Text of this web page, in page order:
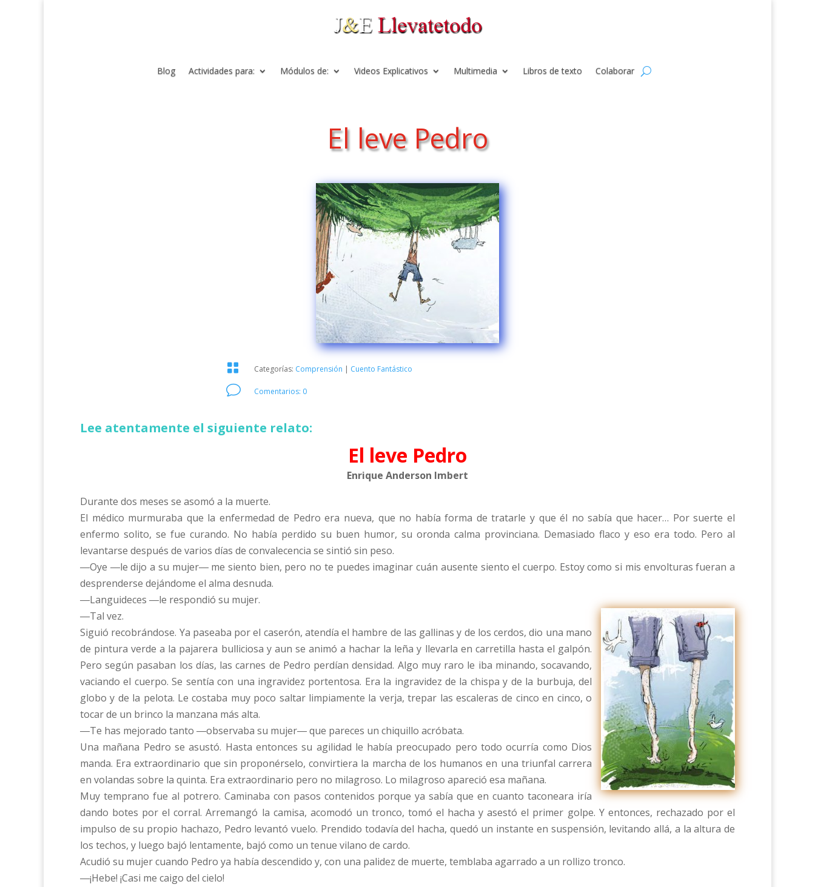
Blog Actividades para: Módulos de: Videos Explicativos Multimedia Libros de texto Colaborar
El leve Pedro
 Categorías: Comprensión | Cuento Fantástico
v Comentarios: 0
Lee atentamente el siguiente relato:
El leve Pedro
Enrique Anderson Imbert
Durante dos meses se asomó a la muerte.
El médico murmuraba que la enfermedad de Pedro era nueva, que no había forma de tratarle y que él no sabía que hacer… Por suerte el
enfermo solito, se fue curando. No había perdido su buen humor, su oronda calma provinciana. Demasiado flaco y eso era todo. Pero al
levantarse después de varios días de convalecencia se sintió sin peso.
―Oye ―le dijo a su mujer― me siento bien, pero no te puedes imaginar cuán ausente siento el cuerpo. Estoy como si mis envolturas fueran a
desprenderse dejándome el alma desnuda.
―Languideces ―le respondió su mujer.
―Tal vez.
Siguió recobrándose. Ya paseaba por el caserón, atendía el hambre de las gallinas y de los cerdos, dio una mano
de pintura verde a la pajarera bulliciosa y aun se animó a hachar la leña y llevarla en carretilla hasta el galpón.
Pero según pasaban los días, las carnes de Pedro perdían densidad. Algo muy raro le iba minando, socavando,
vaciando el cuerpo. Se sentía con una ingravidez portentosa. Era la ingravidez de la chispa y de la burbuja, del
globo y de la pelota. Le costaba muy poco saltar limpiamente la verja, trepar las escaleras de cinco en cinco, o
tocar de un brinco la manzana más alta.
―Te has mejorado tanto ―observaba su mujer― que pareces un chiquillo acróbata.
Una mañana Pedro se asustó. Hasta entonces su agilidad le había preocupado pero todo ocurría como Dios
manda. Era extraordinario que sin proponérselo, convirtiera la marcha de los humanos en una triunfal carrera
en volandas sobre la quinta. Era extraordinario pero no milagroso. Lo milagroso apareció esa mañana.
Muy temprano fue al potrero. Caminaba con pasos contenidos porque ya sabía que en cuanto taconeara iría
dando botes por el corral. Arremangó la camisa, acomodó un tronco, tomó el hacha y asestó el primer golpe. Y entonces, rechazado por el
impulso de su propio hachazo, Pedro levantó vuelo. Prendido todavía del hacha, quedó un instante en suspensión, levitando allá, a la altura de
los techos, y luego bajó lentamente, bajó como un tenue vilano de cardo.
Acudió su mujer cuando Pedro ya había descendido y, con una palidez de muerte, temblaba agarrado a un rollizo tronco.
―¡Hebe! ¡Casi me caigo del cielo!